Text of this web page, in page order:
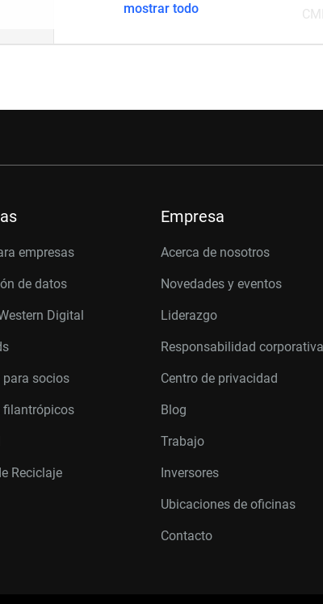
mostrar todo
empresas
de datos
Digital
para socios
filantrópicos
Reciclaje
Empresa
Acerca de nosotros
Novedades y eventos
Liderazgo
Responsabilidad corporativa
Centro de privacidad
Blog
Trabajo
Inversores
Ubicaciones de oficinas
Contacto